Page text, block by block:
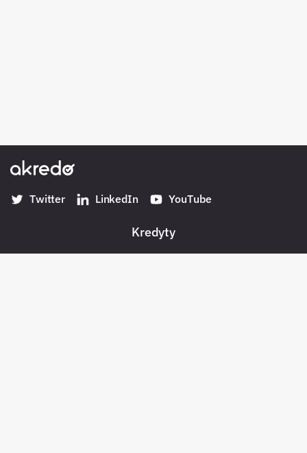
Twitter LinkedIn YouTube
Kredyty